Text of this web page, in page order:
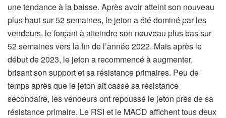
une tendance à la baisse. Après avoir atteint son nouveau
plus haut sur 52 semaines, le jeton a été dominé par les
vendeurs, le forçant à atteindre son nouveau plus bas sur
52 semaines vers la fin de l’année 2022. Mais après le
début de 2023, le jeton a recommencé à augmenter,
brisant son support et sa résistance primaires. Peu de
temps après que le jeton ait cassé sa résistance
secondaire, les vendeurs ont repoussé le jeton près de sa
résistance primaire. Le RSI et le MACD affichent tous deux